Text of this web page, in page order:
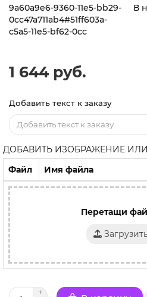
9a60a9e6-9360-11e5-bb29-
0cc47a711ab4#51ff603a-
c5a5-11e5-bf62-0cc
В
1 644 руб.
Добавить текст к заказу
ДОБАВИТЬ ИЗОБРАЖЕНИЕ
Файл
Имя файла
Перетащи